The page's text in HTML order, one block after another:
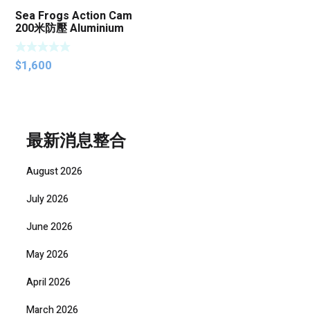
Sea Frogs Action Cam
200米防壓 Aluminium
Alloy 海蛙鋁合金 Housing
$1,600
最新消息整合
August 2026
July 2026
June 2026
May 2026
April 2026
March 2026